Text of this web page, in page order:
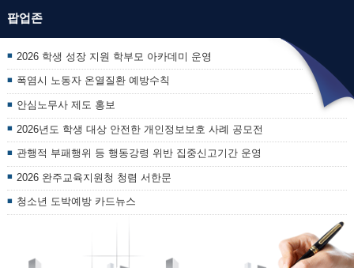
팝업존
2026 학생 성장 지원 학부모 아카데미 운영
폭염시 노동자 온열질환 예방수칙
안심노무사 제도 홍보
2026년도 학생 대상 안전한 개인정보보호 사례 공모전
관행적 부패행위 등 행동강령 위반 집중신고기간 운영
2026 완주교육지원청 청렴 서한문
청소년 도박예방 카드뉴스